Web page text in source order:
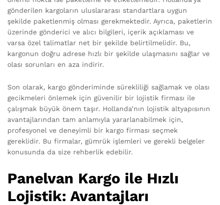
gönderilen kargoların uluslararası standartlara uygun
şekilde paketlenmiş olması gerekmektedir. Ayrıca, paketlerin
üzerinde gönderici ve alıcı bilgileri, içerik açıklaması ve
varsa özel talimatlar net bir şekilde belirtilmelidir. Bu,
kargonun doğru adrese hızlı bir şekilde ulaşmasını sağlar ve
olası sorunları en aza indirir.
Son olarak, kargo gönderiminde sürekliliği sağlamak ve olası
gecikmeleri önlemek için güvenilir bir lojistik firması ile
çalışmak büyük önem taşır. Hollanda’nın lojistik altyapısının
avantajlarından tam anlamıyla yararlanabilmek için,
profesyonel ve deneyimli bir kargo firması seçmek
gereklidir. Bu firmalar, gümrük işlemleri ve gerekli belgeler
konusunda da size rehberlik edebilir.
Panelvan Kargo ile Hızlı
Lojistik: Avantajları